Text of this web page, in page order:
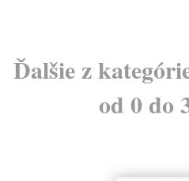
Ďalšie z
od 0 do